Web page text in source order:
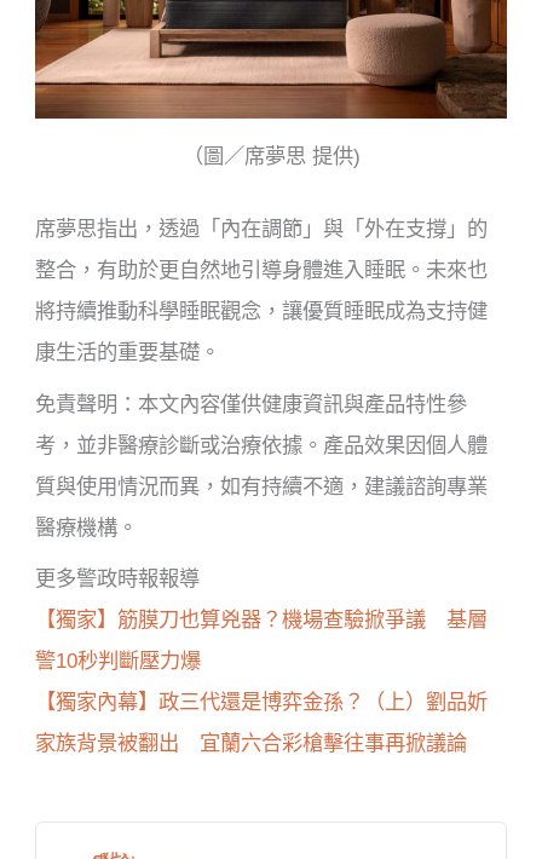
（圖／席夢思 提供)
席夢思指出，透過「內在調節」與「外在支撐」的
整合，有助於更自然地引導身體進入睡眠。未來也
將持續推動科學睡眠觀念，讓優質睡眠成為支持健
康生活的重要基礎。
免責聲明：本文內容僅供健康資訊與產品特性參
考，並非醫療診斷或治療依據。產品效果因個人體
質與使用情況而異，如有持續不適，建議諮詢專業
醫療機構。
更多警政時報報導
【獨家】筋膜刀也算兇器？機場查驗掀爭議 基層
警10秒判斷壓力爆
【獨家內幕】政三代還是博弈金孫？（上）劉品妡
家族背景被翻出 宜蘭六合彩槍擊往事再掀議論